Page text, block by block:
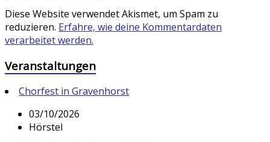
Diese Website verwendet Akismet, um Spam zu
reduzieren. Erfahre, wie deine Kommentardaten
verarbeitet werden.
Veranstaltungen
Chorfest in Gravenhorst
03/10/2026
Hörstel